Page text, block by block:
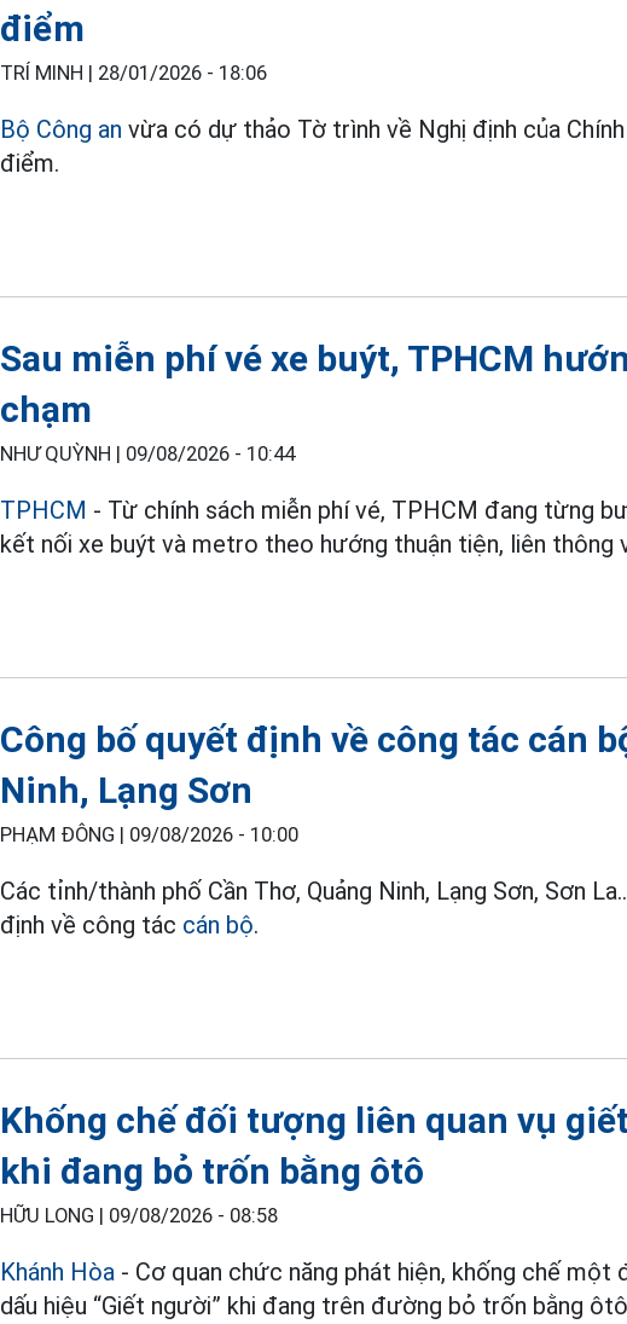
điểm
TRÍ MINH | 28/01/2026 - 18:06
Bộ Công an vừa có dự thảo Tờ trình về Nghị định của
điểm.
Sau miễn phí vé xe buýt, TPHCM
chạm
NHƯ QUỲNH | 09/08/2026 - 10:44
TPHCM - Từ chính sách miễn phí vé, TPHCM đang từng
kết nối xe buýt và metro theo hướng thuận tiện, liên thông
Công bố quyết định về công tác cán
Ninh, Lạng Sơn
PHẠM ĐÔNG | 09/08/2026 - 10:00
Các tỉnh/thành phố Cần Thơ, Quảng Ninh, Lạng Sơn, Sơn
định về công tác cán bộ.
Khống chế đối tượng liên quan vụ
khi đang bỏ trốn bằng ôtô
HỮU LONG | 09/08/2026 - 08:58
Khánh Hòa - Cơ quan chức năng phát hiện, khống chế
dấu hiệu “Giết người” khi đang trên đường bỏ trốn bằng